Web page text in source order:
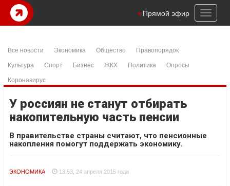
Toggle
Прямой эфир
Все новости Экономика Общество
Правопорядок
Культура
Спорт Бизнес ЖКХ Политика
Опросы
Коронавирус
У россиян не станут отбирать
накопительную часть пенсии
В правительстве страны считают, что пенсионные
накопления помогут поддержать экономику.
ЭКОНОМИКА 13:53, 24 апреля 2015 года